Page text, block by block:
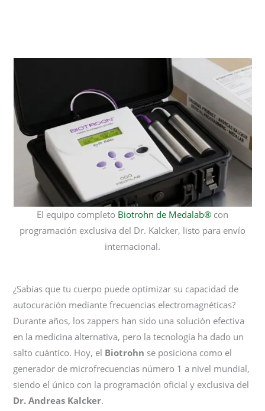
El equipo completo Biotrohn de Medalab® con
programación exclusiva del Dr. Kalcker, listo para envío
internacional.
¿Sabías que tu cuerpo puede optimizar su capacidad de
autocuración mediante frecuencias electromagnéticas?
Durante años, los zappers han sido una solución efectiva
en la medicina alternativa, pero la tecnología ha dado un
salto cuántico. Hoy, el Biotrohn se posiciona como el
generador de microfrecuencias número 1 a nivel mundial,
siendo el único con la programación oficial y exclusiva del
Dr. Andreas Kalcker.